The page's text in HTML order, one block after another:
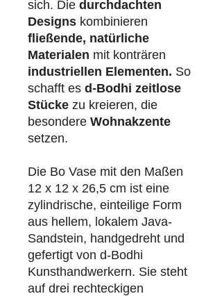
sich. Die durchdachten
Designs kombinieren
fließende, natürliche
Materialen mit konträren
industriellen Elementen. So
schafft es d-Bodhi zeitlose
Stücke zu kreieren, die
besondere Wohnakzente
setzen.
Die Bo Vase mit den Maßen
12 x 12 x 26,5 cm ist eine
zylindrische, einteilige Form
aus hellem, lokalem Java-
Sandstein, handgedreht und
gefertigt von d-Bodhi
Kunsthandwerkern. Sie steht
auf drei rechteckigen